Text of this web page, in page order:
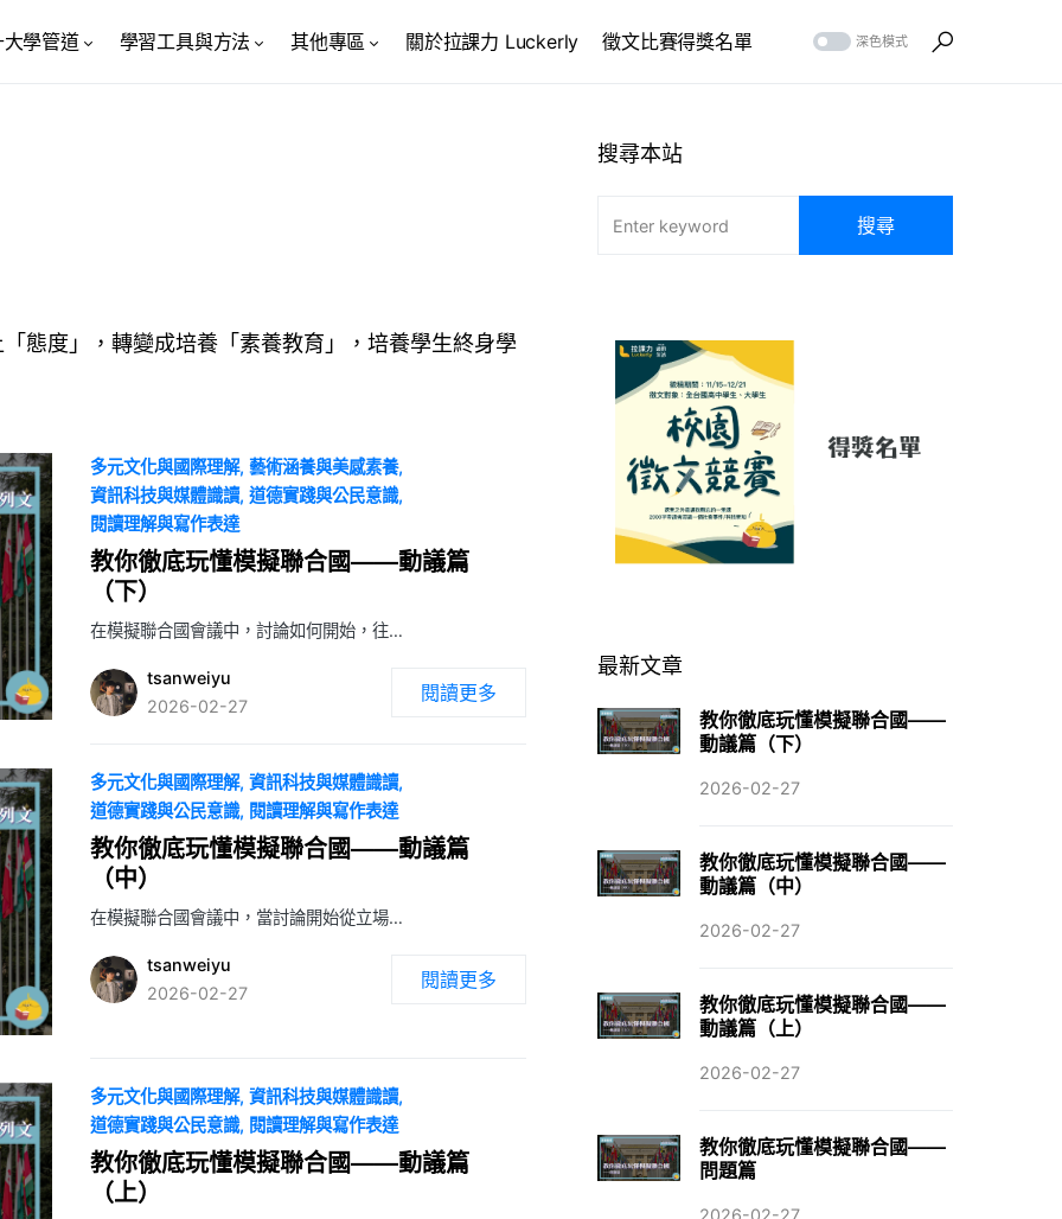
大學管道 學習工具與方法 其他專區 關於拉課力 Luckerly 徵文比賽得獎名單 深色模式
態度」，轉變成培養「素養教育」，培養學生終身學
多元文化與國際理解 藝術涵養與美感素養
資訊科技與媒體識讀 道德實踐與公民意識
閱讀理解與寫作表達
教你徹底玩懂模擬聯合國——動議篇
（下）
在模擬聯合國會議中，討論如何開始，往…
tsanweiyu
2026-02-27
閱讀更多
多元文化與國際理解 資訊科技與媒體識讀
道德實踐與公民意識 閱讀理解與寫作表達
教你徹底玩懂模擬聯合國——動議篇
（中）
在模擬聯合國會議中，當討論開始從立場…
tsanweiyu
2026-02-27
閱讀更多
多元文化與國際理解 資訊科技與媒體識讀
道德實踐與公民意識 閱讀理解與寫作表達
教你徹底玩懂模擬聯合國——動議篇
（上）
搜尋本站
搜尋
最新文章
教你徹底玩懂模擬聯合國——
動議篇（下）
2026-02-27
教你徹底玩懂模擬聯合國——
動議篇（中）
2026-02-27
教你徹底玩懂模擬聯合國——
動議篇（上）
2026-02-27
教你徹底玩懂模擬聯合國——
問題篇
2026-02-27